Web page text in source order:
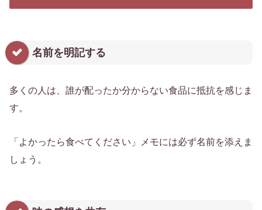
名前を明記する
多くの人は、誰が配ったか分からない食品に抵抗を感じま
す。
「よかったら食べてください」メモには必ず名前を添えま
しょう。